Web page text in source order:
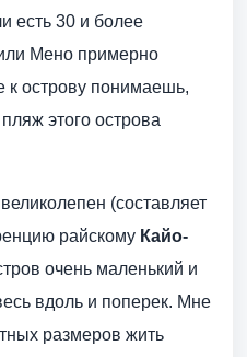
есть 30 и более
Мено примерно
к острову понимаешь,
этого острова
(составляет
райскому Кайо-
очень маленький и
вдоль и поперек. Мне
размеров жить